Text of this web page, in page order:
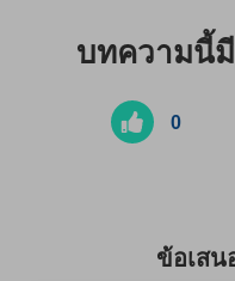
บทความนี้
0
ข้อเสน